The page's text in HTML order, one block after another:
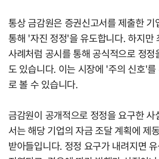
통상 금감원은 증권신고서를 제출한
통해 '자진 정정'을 유도합니다. 하지만
사례처럼 공시를 통해 공식적으로 정
도 있습니다. 이는 시장에 '주의 신호'
로 볼 수 있습니다.
금감원이 공개적으로 정정을 요구한 사
서는 해당 기업의 자금 조달 계획에 제
받아들입니다. 정정 요구가 내려지면